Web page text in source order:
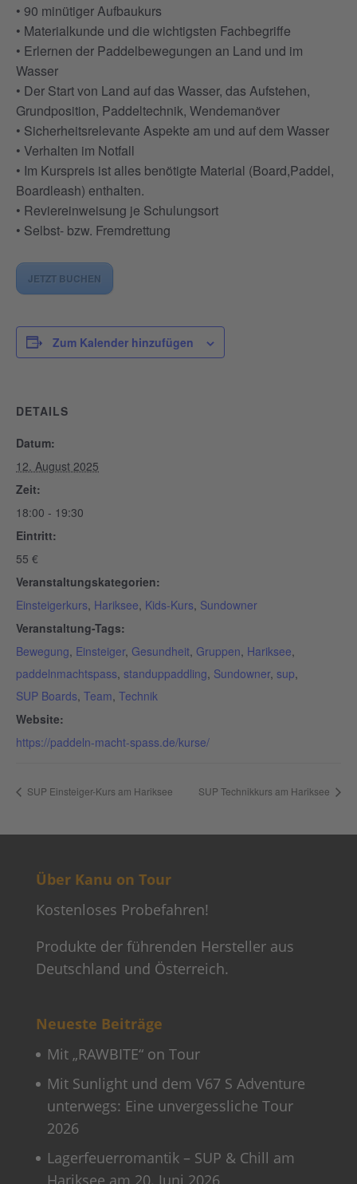
• 90 minütiger Aufbaukurs
• Materialkunde und die wichtigsten Fachbegriffe
• Erlernen der Paddelbewegungen an Land und im
Wasser
• Der Start von Land auf das Wasser, das Aufstehen,
Grundposition, Paddeltechnik, Wendemanöver
• Sicherheitsrelevante Aspekte am und auf dem Wasser
• Verhalten im Notfall
• Im Kurspreis ist alles benötigte Material (Board,Paddel,
Boardleash) enthalten.
• Reviereinweisung je Schulungsort
• Selbst- bzw. Fremdrettung
JETZT BUCHEN
Zum Kalender hinzufügen
DETAILS
Datum:
12. August 2025
Zeit:
18:00 - 19:30
Eintritt:
55 €
Veranstaltungskategorien:
Einsteigerkurs, Hariksee, Kids-Kurs, Sundowner
Veranstaltung-Tags:
Bewegung, Einsteiger, Gesundheit, Gruppen, Hariksee,
paddelnmachtspass, standuppaddling, Sundowner, sup,
SUP Boards, Team, Technik
Website:
https://paddeln-macht-spass.de/kurse/
SUP Einsteiger-Kurs am Hariksee SUP Technikkurs am Hariksee
Über Kanu on Tour
Kostenloses Probefahren!
Produkte der führenden Hersteller aus
Deutschland und Österreich.
Neueste Beiträge
Mit „RAWBITE“ on Tour
Mit Sunlight und dem V67 S Adventure
unterwegs: Eine unvergessliche Tour
2026
Lagerfeuerromantik – SUP & Chill am
Hariksee am 20. Juni 2026